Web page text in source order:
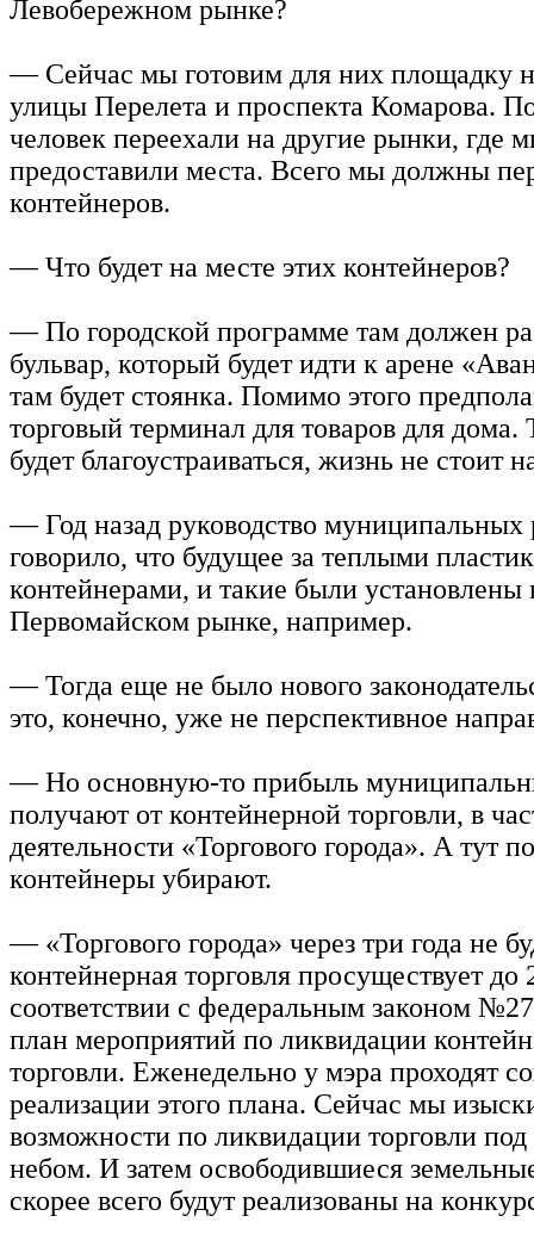
Левобережном рынке?
— Сейчас мы готовим для них площадку
улицы Перелета и проспекта Комарова.
человек переехали на другие рынки, где
предоставили места. Всего мы должны
контейнеров.
— Что будет на месте этих контейнеров?
— По городской программе там должен
бульвар, который будет идти к арене
там будет стоянка. Помимо этого
торговый терминал для товаров для дома.
будет благоустраиваться, жизнь не стоит
— Год назад руководство муниципальных
говорило, что будущее за теплыми
контейнерами, и такие были установлены
Первомайском рынке, например.
— Тогда еще не было нового
это, конечно, уже не перспективное
— Но основную-то прибыль
получают от контейнерной торговли, в
деятельности «Торгового города». А тут
контейнеры убирают.
— «Торгового города» через три года не
контейнерная торговля просуществует до
соответствии с федеральным законом
план мероприятий по ликвидации
торговли. Еженедельно у мэра проходят
реализации этого плана. Сейчас мы
возможности по ликвидации торговли
небом. И затем освободившиеся
скорее всего будут реализованы на